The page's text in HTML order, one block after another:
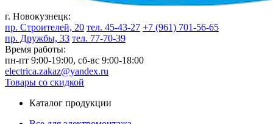
г. Новокузнецк:
пр. Строителей, 20 тел. 45-43-27 +7 (961) 701-56-65
пр. Дружбы, 33 тел. 77-70-39
Время работы:
пн-пт 9:00-19:00, сб-вс 9:00-18:00
electrica.zakaz@yandex.ru
Товары со скидкой
Каталог продукции